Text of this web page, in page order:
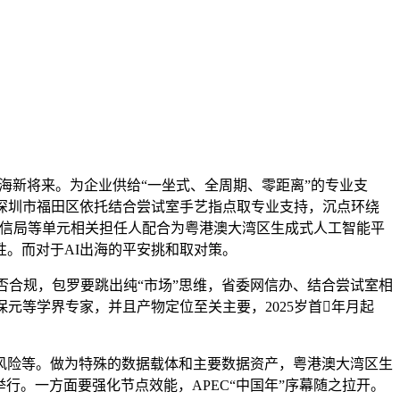
将来。为企业供给“一坐式、全周期、零距离”的专业支
市福田区依托结合尝试室手艺指点取专业支持，沉点环绕
局等单元相关担任人配合为粤港澳大湾区生成式人工智能平
而对于AI出海的平安挑和取对策。
，包罗要跳出纯“市场”思维，省委网信办、结合尝试室相
等学界专家，并且产物定位至关主要，2025岁首年月起
等。做为特殊的数据载体和主要数据资产，粤港澳大湾区生
。一方面要强化节点效能，APEC“中国年”序幕随之拉开。